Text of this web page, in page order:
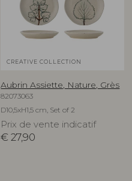
CREATIVE COLLECTION
Aubrin Assiette, Nature, Grès
82073063
D10,5xH1,5 cm, Set of 2
Prix de vente indicatif
€ 27,90